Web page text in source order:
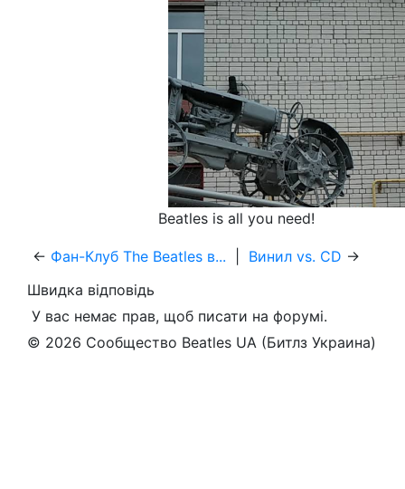
Beatles is all you need!
← Фан-Клуб The Beatles в... Винил vs. CD →
Швидка відповідь
У вас немає прав, щоб писати на форумі.
© 2026 Сообщество Beatles UA (Битлз Украина)